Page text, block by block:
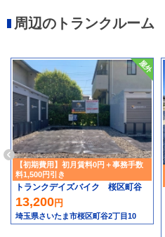
周辺のトランクルーム
【初期費用】初月賃料0円＋事務手数
料1,500円引き
トランクデイズバイク 桜区町谷
13,200円
埼玉県さいたま市桜区町谷2丁目10